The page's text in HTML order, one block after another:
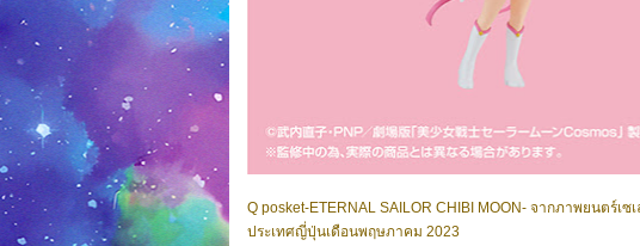
Q posket-ETERNAL SAILOR CHIBI MOON- จากภาพยนตร์เ
ประเทศญี่ปุ่นเดือนพฤษภาคม 2023